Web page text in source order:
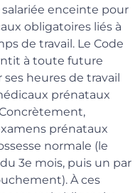
enceinte pour
obligatoires liés à
de travail. Le Code
à toute future
heures de travail
prénataux
prénataux
normale (le
3e mois, puis un par
À ces